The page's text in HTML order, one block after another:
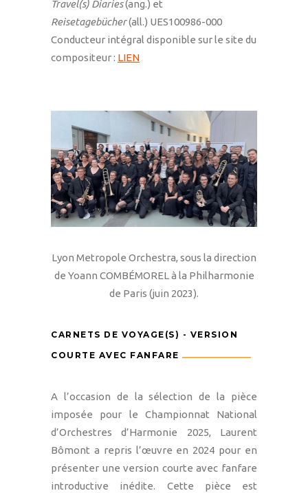
Travel(s) Diaries(ang.) et
Reisetagebücher(all.) UES100986-000
Conducteur intégral disponible sur le site du
compositeur : LIEN
Lyon Metropole Orchestra, sous la direction
de Yoann COMBÉMOREL à la Philharmonie
de Paris (juin 2023).
CARNETS DE VOYAGE(S) - VERSION
COURTE AVEC FANFARE
A l’occasion de la sélection de la pièce
imposée pour le Championnat National
d’Orchestres d’Harmonie 2025, Laurent
Bômont a repris l’œuvre en 2024 pour en
présenter une version courte avec fanfare
introductive inédite. Cette pièce est